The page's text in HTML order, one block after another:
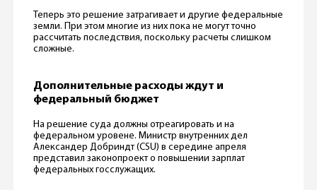
Теперь это решение затрагивает и другие федеральные
земли. При этом многие из них пока не могут точно
рассчитать последствия, поскольку расчеты слишком
сложные.
Дополнительные расходы ждут и
федеральный бюджет
На решение суда должны отреагировать и на
федеральном уровене. Министр внутренних дел
Александер Добриндт (CSU) в середине апреля
представил законопроект о повышении зарплат
федеральных госслужащих.